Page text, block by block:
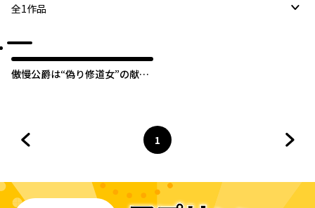
全1作品
傲慢公爵は“偽り修道女”の献身
ページ
1
へ